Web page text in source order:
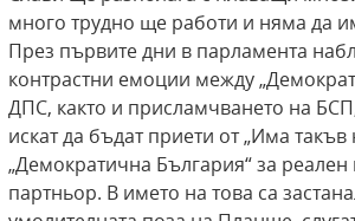
много трудно ще работи и няма да
През първите дни в парламента
контрастни емоции между
ДПС, както и присламчването на
искат да бъдат приети от „Има такъв
„Демократична България“ за реален
партньор. В името на това са